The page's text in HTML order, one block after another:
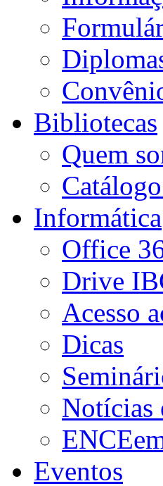
Bibliotecas
Quem
Informática
Office
Drive
Acesso
Dicas
Notícias
Eventos